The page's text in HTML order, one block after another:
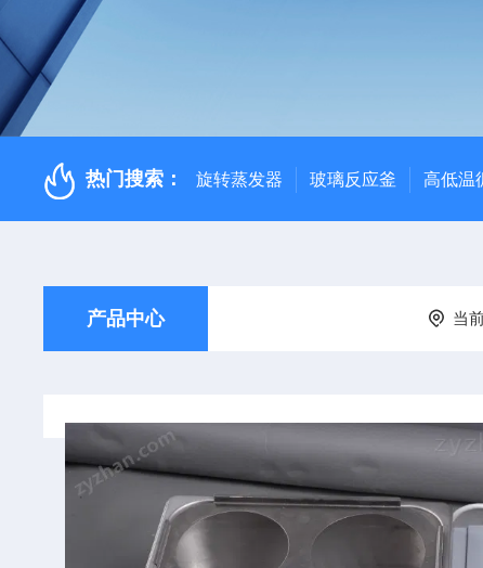
热门搜索： 旋转蒸发器 玻璃反应釜 高低温
产品中心 当